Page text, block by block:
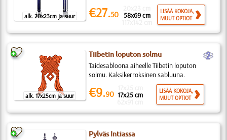
alk. 20x23cm ja suur €27.50 58x69 cm
LISÄÄ KOKOJA,
MUUT OPTIOT
alk. 17x25cm ja suur
Tiibetin loputon solmu b
Taidesabloona aiheelle Tiibetin loputon
solmu. Kaksikerroksinen sabluuna.
€9.90 17x25 cm
LISÄÄ KOKOJA,
MUUT OPTIOT
Pylväs Intiassa